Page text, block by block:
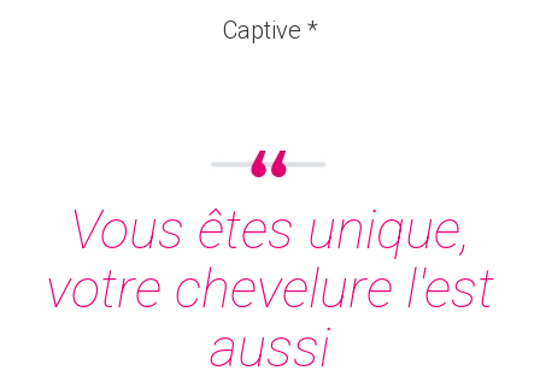
Captive *
Vous êtes unique,
votre chevelure l'est
aussi